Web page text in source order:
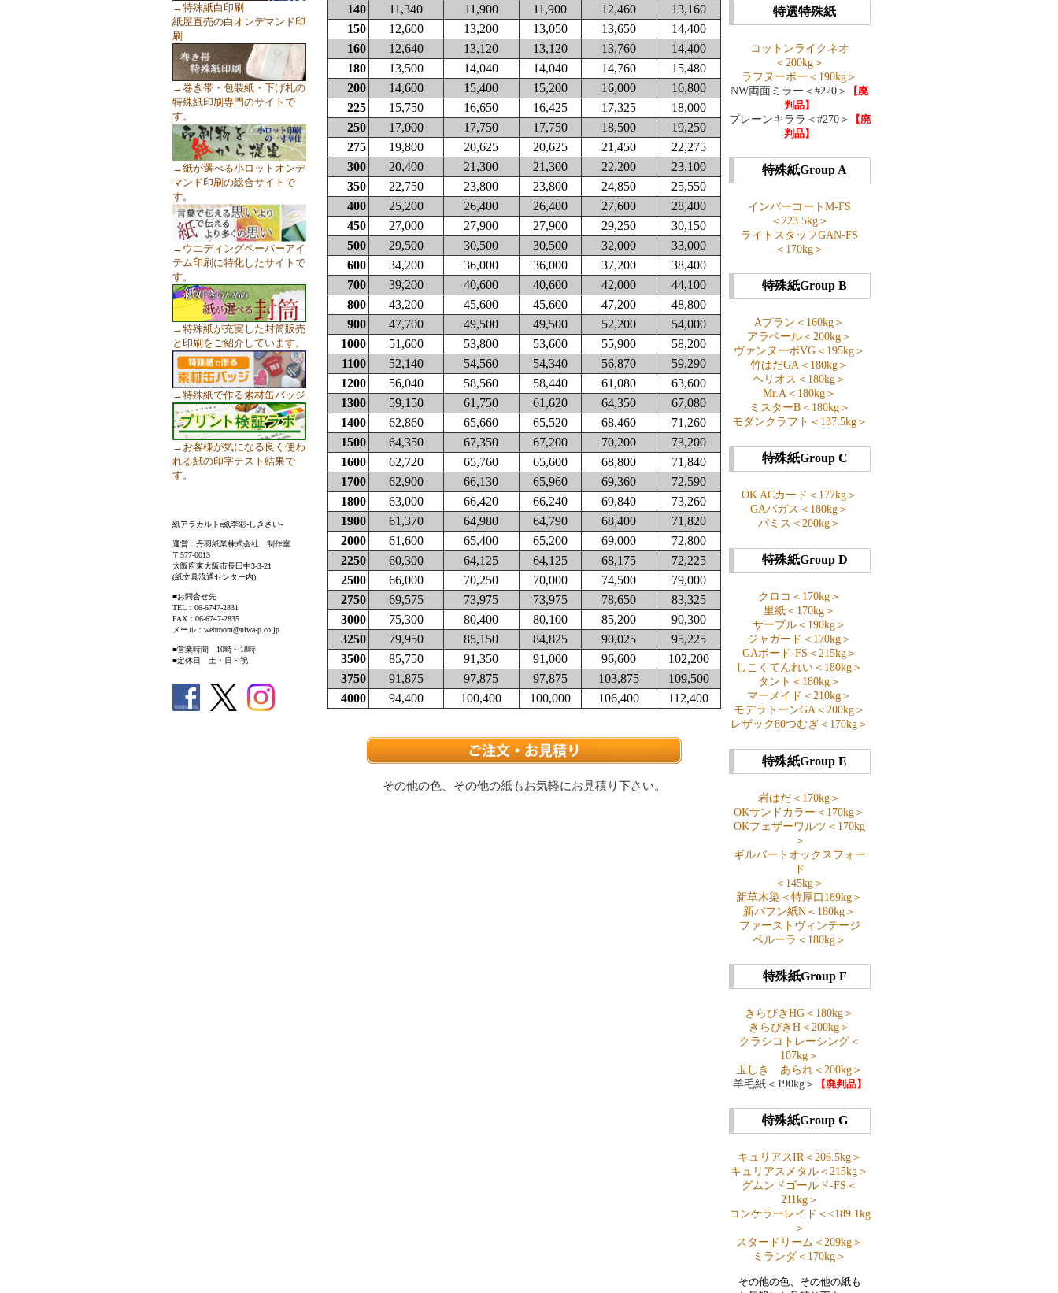
→特殊紙白印刷
紙屋直売の白オンデマンド印
刷
→巻き帯・包装紙・下げ札の
特殊紙印刷専門のサイトで
す。
→紙が選べる小ロットオンデ
マンド印刷の総合サイトで
す。
→ウエディングペーパーアイ
テム印刷に特化したサイトで
す。
→特殊紙が充実した封筒販売
と印刷をご紹介しています。
→特殊紙で作る素材缶バッジ
→お客様が気になる良く使わ
れる紙の印字テスト結果で
す。
紙アラカルトe紙季彩-しきさい-
運営：丹羽紙業株式会社 制作室
〒577-0013
大阪府東大阪市長田中3-3-21
(紙文具流通センター内)
■お問合せ先
TEL：06-6747-2831
FAX：06-6747-2835
メール：webroom@niwa-p.co.jp
■営業時間 10時～18時
■定休日 土・日・祝
140
11,340 11,900 11,900 12,460
13,160
150
12,600 13,200 13,050 13,650
14,400
160
12,640 13,120 13,120 13,760
14,400
180
13,500 14,040 14,040 14,760
15,480
200
14,600 15,400 15,200 16,000
16,800
225
15,750 16,650 16,425 17,325
18,000
250
17,000 17,750 17,750 18,500
19,250
275
19,800 20,625 20,625 21,450
22,275
300
20,400 21,300 21,300 22,200
23,100
350
22,750 23,800 23,800 24,850
25,550
400
25,200 26,400 26,400 27,600
28,400
450
27,000 27,900 27,900 29,250
30,150
500
29,500 30,500 30,500 32,000
33,000
600
34,200 36,000 36,000 37,200
38,400
700
39,200 40,600 40,600 42,000
44,100
800
43,200 45,600 45,600 47,200
48,800
900
47,700 49,500 49,500 52,200
54,000
1000
51,600 53,800 53,600 55,900
58,200
1100
52,140 54,560 54,340 56,870
59,290
1200
56,040 58,560 58,440 61,080
63,600
1300
59,150 61,750 61,620 64,350
67,080
1400
62,860 65,660 65,520 68,460
71,260
1500
64,350 67,350 67,200 70,200
73,200
1600
62,720 65,760 65,600 68,800
71,840
1700
62,900 66,130 65,960 69,360
72,590
1800
63,000 66,420 66,240 69,840
73,260
1900
61,370 64,980 64,790 68,400
71,820
2000
61,600 65,400 65,200 69,000
72,800
2250
60,300 64,125 64,125 68,175
72,225
2500
66,000 70,250 70,000 74,500
79,000
2750
69,575 73,975 73,975 78,650
83,325
3000
75,300 80,400 80,100 85,200
90,300
3250
79,950 85,150 84,825 90,025
95,225
3500
85,750 91,350 91,000 96,600
102,200
3750
91,875 97,875 97,875 103,875
109,500
4000
94,400 100,400 100,000 106,400 112,400
その他の色、その他の紙もお気軽にお見積り下さい。
特選特殊紙
コットンライクネオ
＜200kg＞
ラフヌーボー＜190kg＞
NW両面ミラー＜#220＞
【廃
判品】
プレーンキララ＜#270＞
【廃
判品】
特殊紙Group A
インバーコートM-FS
＜223.5kg＞
ライトスタッフGAN-FS
＜170kg＞
特殊紙Group B
Aプラン＜160kg＞
アラベール＜200kg＞
ヴァンヌーボVG＜195kg＞
竹はだGA＜180kg＞
ヘリオス＜180kg＞
Mr.A＜180kg＞
ミスターB＜180kg＞
モダンクラフト＜137.5kg＞
特殊紙Group C
OK ACカード＜177kg＞
GAバガス＜180kg＞
パミス＜200kg＞
特殊紙Group D
クロコ＜170kg＞
里紙＜170kg＞
サーブル＜190kg＞
ジャガード＜170kg＞
GAボード-FS＜215kg＞
しこくてんれい＜180kg＞
タント＜180kg＞
マーメイド＜210kg＞
モデラトーンGA＜200kg＞
レザック80つむぎ＜170kg＞
特殊紙Group E
岩はだ＜170kg＞
OKサンドカラー＜170kg＞
OKフェザーワルツ＜170kg
＞
ギルバートオックスフォー
ド
＜145kg＞
新草木染＜特厚口189kg＞
新バフン紙N＜180kg＞
ファーストヴィンテージ
ペルーラ＜180kg＞
特殊紙Group F
きらびきHG＜180kg＞
きらびきH＜200kg＞
クラシコトレーシング＜
107kg＞
玉しき あられ＜200kg＞
羊毛紙＜190kg＞
【廃判品】
特殊紙Group G
キュリアスIR＜206.5kg＞
キュリアスメタル＜215kg＞
グムンドゴールド-FS＜
211kg＞
コンケラーレイド＜<189.1kg
＞
スタードリーム＜209kg＞
ミランダ＜170kg＞
その他の色、その他の紙も